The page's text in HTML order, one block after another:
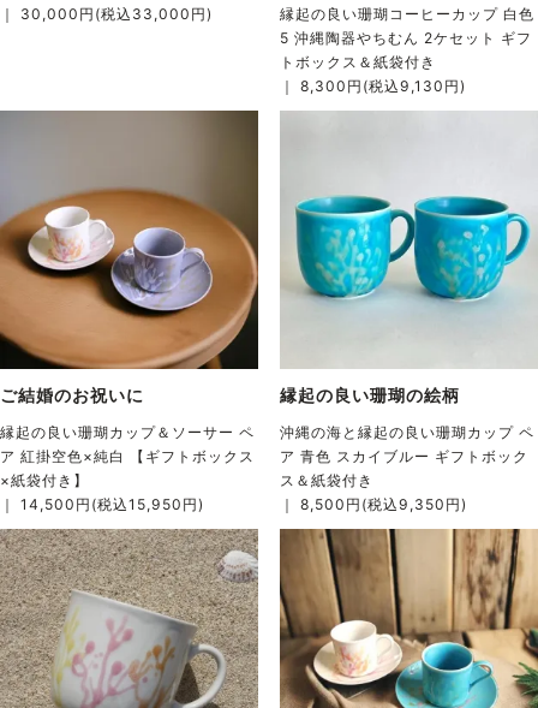
｜ 30,000円(税込33,000円)
縁起の良い珊瑚コーヒーカップ 白色
5 沖縄陶器やちむん 2ケセット ギフ
トボックス＆紙袋付き
｜ 8,300円(税込9,130円)
ご結婚のお祝いに
縁起の良い珊瑚カップ＆ソーサー ペ
ア 紅掛空色×純白 【ギフトボックス
×紙袋付き】
｜ 14,500円(税込15,950円)
縁起の良い珊瑚の絵柄
沖縄の海と縁起の良い珊瑚カップ ペ
ア 青色 スカイブルー ギフトボック
ス＆紙袋付き
｜ 8,500円(税込9,350円)